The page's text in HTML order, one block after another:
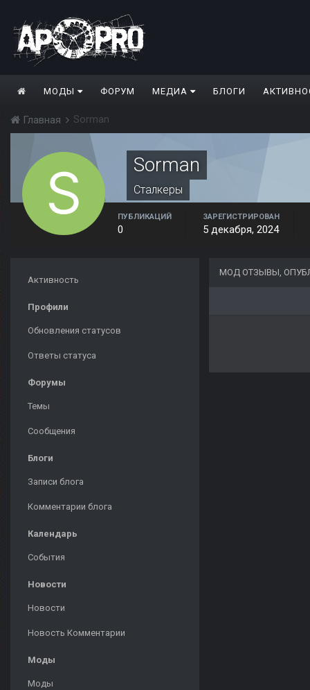
МОДЫ ФОРУМ МЕДИА БЛОГИ
Главная Sorman
Sorman
Сталкеры
ПУБЛИКАЦИЙ
0
ЗАРЕГИСТРИРОВАН
5 декабря, 2024
Активность
Профили
Обновления статусов
Ответы статуса
Форумы
Темы
Сообщения
Блоги
Записи блога
Комментарии блога
Календарь
События
Новости
Новости
Новость Комментарии
Моды
Моды
МОД ОТЗЫВЫ,